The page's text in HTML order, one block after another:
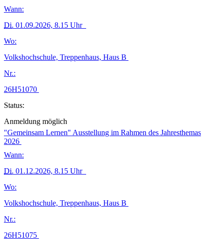
Wann:
Di. 01.09.2026, 8.15 Uhr
Wo:
Volkshochschule, Treppenhaus, Haus B
Nr.:
26H51070
Status:
Anmeldung möglich
"Gemeinsam Lernen" Ausstellung im Rahmen des Jahresthemas
2026
Wann:
Di. 01.12.2026, 8.15 Uhr
Wo:
Volkshochschule, Treppenhaus, Haus B
Nr.:
26H51075